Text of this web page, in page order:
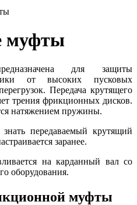
муфты
для защиты
от высоких пусковых
Передача крутящего
трения фрикционных дисков.
натяжением пружины.
передаваемый крутящий
заранее.
на карданный вал со
оборудования.
муфты